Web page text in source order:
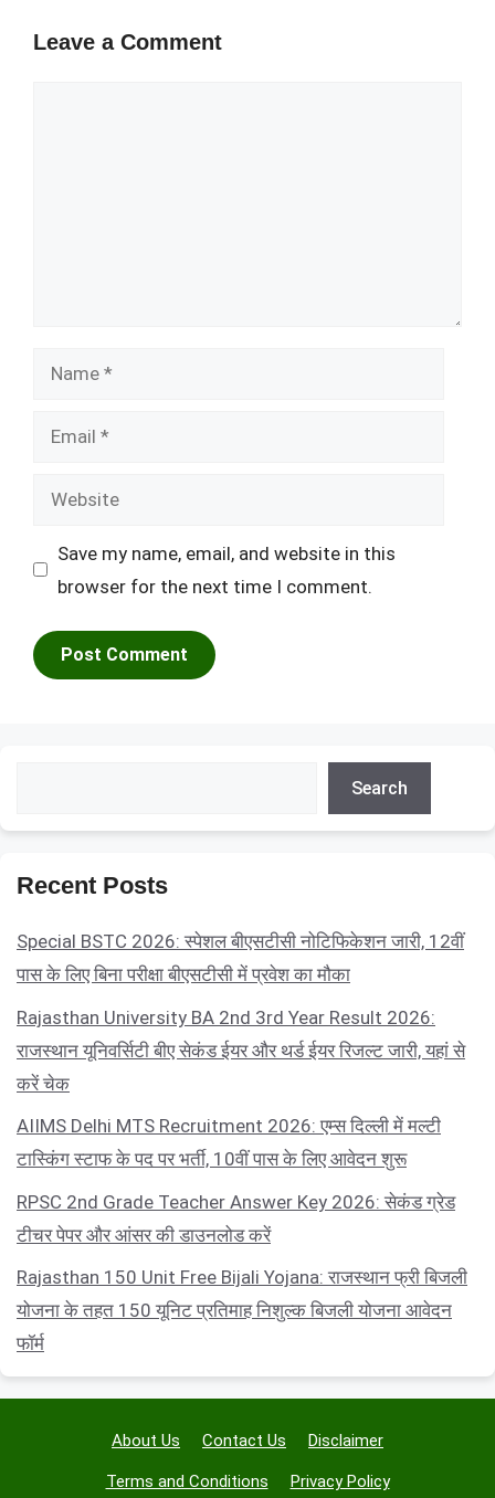
Leave a Comment
Name
Email
Website
Save my name, email, and website in this
browser for the next time I comment.
Search
Recent Posts
Special BSTC 2026: स्पेशल बीएसटीसी नोटिफिकेशन जारी, 12वीं
पास के लिए बिना परीक्षा बीएसटीसी में प्रवेश का मौका
Rajasthan University BA 2nd 3rd Year Result 2026:
राजस्थान यूनिवर्सिटी बीए सेकंड ईयर और थर्ड ईयर रिजल्ट जारी, यहां से
करें चेक
AIIMS Delhi MTS Recruitment 2026: एम्स दिल्ली में मल्टी
टास्किंग स्टाफ के पद पर भर्ती, 10वीं पास के लिए आवेदन शुरू
RPSC 2nd Grade Teacher Answer Key 2026: सेकंड ग्रेड
टीचर पेपर और आंसर की डाउनलोड करें
Rajasthan 150 Unit Free Bijali Yojana: राजस्थान फ्री बिजली
योजना के तहत 150 यूनिट प्रतिमाह निशुल्क बिजली योजना आवेदन
फॉर्म
About Us Contact Us Disclaimer
Terms and Conditions Privacy Policy